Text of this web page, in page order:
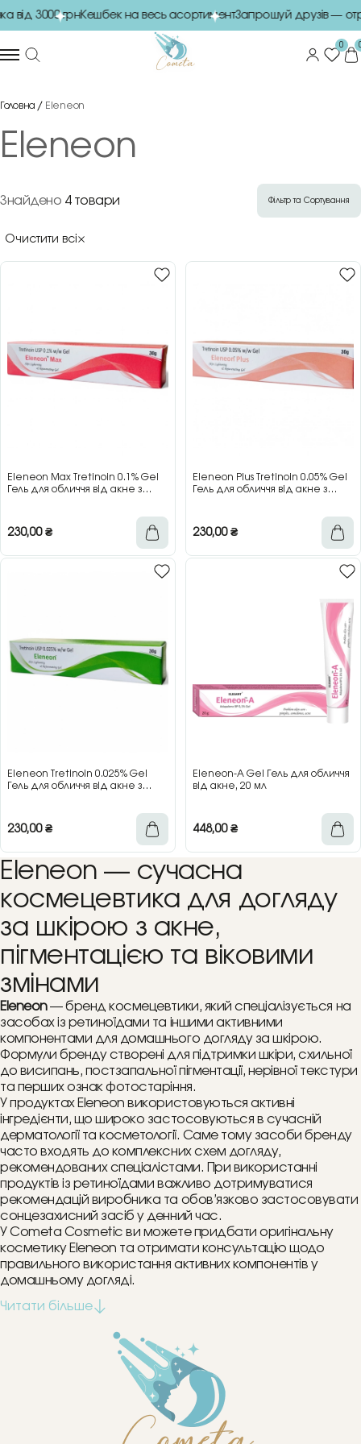
від 3000 грнКешбек на весь асортиментЗапрошуй друзів —
0
Головна Eleneon
Eleneon — сучасна
космецевтика для догляду
за шкірою з акне,
пігментацією та віковими
змінами
Eleneon— бренд космецевтики, який спеціалізується на
засобах із ретиноїдами та іншими активними
компонентами для домашнього догляду за шкірою.
Формули бренду створені для підтримки шкіри, схильної
до висипань, постзапальної пігментації, нерівної текстури
та перших ознак фотостаріння.
У продуктах Eleneon використовуються активні
інгредієнти, що широко застосовуються в сучасній
дерматології та косметології. Саме тому засоби бренду
часто входять до комплексних схем догляду,
рекомендованих спеціалістами. При використанні
продуктів із ретиноїдами важливо дотримуватися
рекомендацій виробника та обов’язково застосовувати
сонцезахисний засіб у денний час.
У Cometa Cosmetic ви можете придбати оригінальну
косметику Eleneon та отримати консультацію щодо
правильного використання активних компонентів у
домашньому догляді.
Eleneon
Знайдено 4 товари Фільтр та Сортування
Очистити всі
Eleneon Max Tretinoin 0.1% Gel
Гель для обличчя від акне з
230,00₴
Eleneon Plus Tretinoin 0.05% Gel
Гель для обличчя від акне з
230,00₴
Eleneon Tretinoin 0.025% Gel
Гель для обличчя від акне з
230,00₴
Eleneon-A Gel Гель для обличчя
від акне, 20 мл
448,00₴